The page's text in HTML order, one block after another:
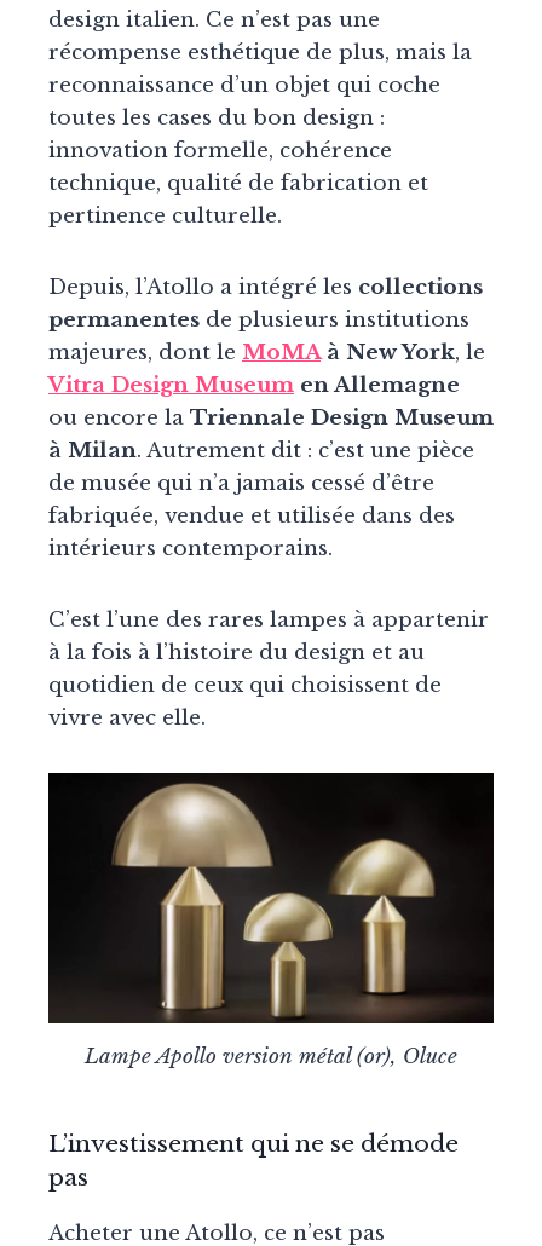
design italien. Ce n’est pas une
récompense esthétique de plus, mais la
reconnaissance d’un objet qui coche
toutes les cases du bon design :
innovation formelle, cohérence
technique, qualité de fabrication et
pertinence culturelle.
Depuis, l’Atollo a intégré les collections
permanentes de plusieurs institutions
majeures, dont le MoMAà New York, le
Vitra Design Museum en Allemagne
ou encore la Triennale Design Museum
à Milan. Autrement dit : c’est une pièce
de musée qui n’a jamais cessé d’être
fabriquée, vendue et utilisée dans des
intérieurs contemporains.
C’est l’une des rares lampes à appartenir
à la fois à l’histoire du design et au
quotidien de ceux qui choisissent de
vivre avec elle.
Lampe Apollo version métal (or), Oluce
L’investissement qui ne se démode
pas
Acheter une Atollo, ce n’est pas